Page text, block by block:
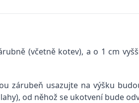
(včetně kotev), a o 1 cm
zárubeň usazujte na výšku
od něhož se ukotvení bude